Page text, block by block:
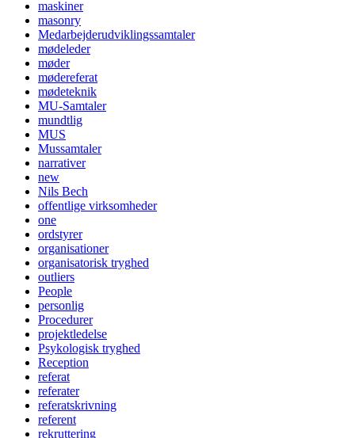
maskiner
masonry
Medarbejderudviklingssamtaler
mødeleder
møder
mødereferat
mødeteknik
MU-Samtaler
mundtlig
MUS
Mussamtaler
narrativer
new
Nils Bech
offentlige virksomheder
one
ordstyrer
organisationer
organisatorisk tryghed
outliers
People
personlig
Procedurer
projektledelse
Psykologisk tryghed
Reception
referat
referater
referatskrivning
referent
rekruttering